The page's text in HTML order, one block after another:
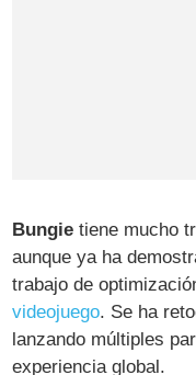
Bungie tiene mucho
aunque ya ha
trabajo de
videojuego. Se ha
lanzando múltiples
experiencia global.